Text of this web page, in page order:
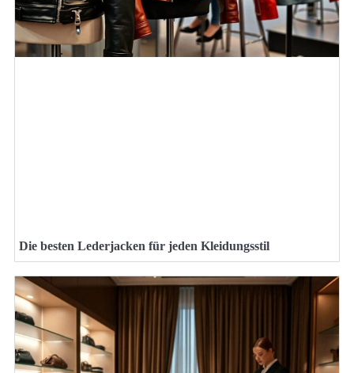
Die besten Lederjacken für jeden Kleidungsstil